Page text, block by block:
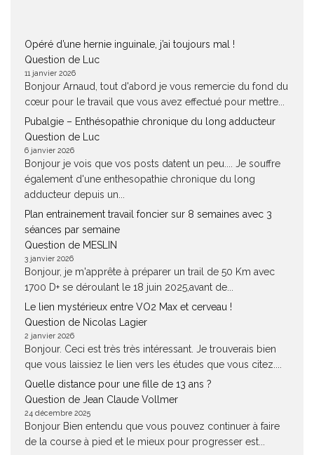
Opéré d’une hernie inguinale, j’ai toujours mal !
Question de Luc
11 janvier 2026
Bonjour Arnaud, tout d'abord je vous remercie du fond du
cœur pour le travail que vous avez effectué pour mettre...
Pubalgie – Enthésopathie chronique du long adducteur
Question de Luc
6 janvier 2026
Bonjour je vois que vos posts datent un peu.... Je souffre
également d'une enthesopathie chronique du long
adducteur depuis un...
Plan entrainement travail foncier sur 8 semaines avec 3
séances par semaine
Question de MESLIN
3 janvier 2026
Bonjour, je m'apprête à préparer un trail de 50 Km avec
1700 D+ se déroulant le 18 juin 2025,avant de...
Le lien mystérieux entre VO2 Max et cerveau !
Question de Nicolas Lagier
2 janvier 2026
Bonjour. Ceci est très très intéressant. Je trouverais bien
que vous laissiez le lien vers les études que vous citez....
Quelle distance pour une fille de 13 ans ?
Question de Jean Claude Vollmer
24 décembre 2025
Bonjour Bien entendu que vous pouvez continuer à faire
de la course à pied et le mieux pour progresser est...